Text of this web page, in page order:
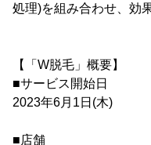
処理)を組み合わせ、効
【「W脱毛」概要】
■サービス開始日
2023年6月1日(木)
■店舗